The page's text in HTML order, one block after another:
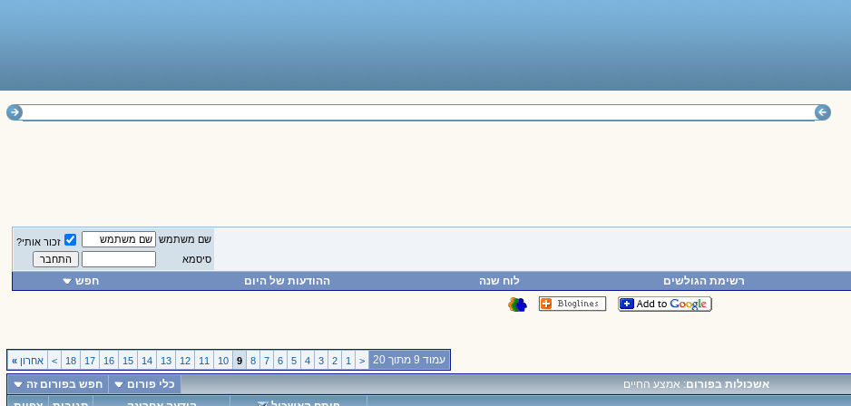
שם משתמש
זכור אותי?
סיסמא
רשימת הגולשים לוח שנה ההודעות של היום חפש
עמוד 9 מתוך 20 <
1
2
3
4
5
6
7
8
9
10
11
12
13
14
15
16
17
18
> אחרון »
אשכולות בפורום: אמצע החיים כלי פורום
חפש בפורום זה